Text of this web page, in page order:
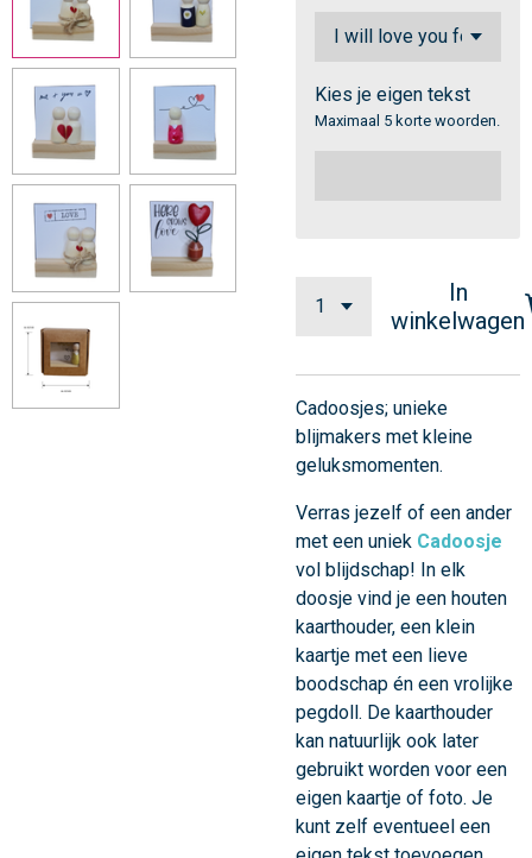
Kies je eigen tekst
Maximaal 5 korte woorden.
In
winkelwagen
Cadoosjes; unieke
blijmakers met kleine
geluksmomenten.
Verras jezelf of een ander
met een uniek Cadoosje
vol blijdschap! In elk
doosje vind je een houten
kaarthouder, een klein
kaartje met een lieve
boodschap én een vrolijke
pegdoll. De kaarthouder
kan natuurlijk ook later
gebruikt worden voor een
eigen kaartje of foto. Je
kunt zelf eventueel een